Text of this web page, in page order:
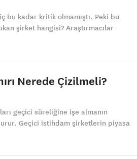
bu kadar kritik olmamıştı. Peki bu
şirket hangisi? Araştırmacılar
Nerede Çizilmeli?
geçici süreliğine işe almanın
Geçici istihdam şirketlerin piyasa